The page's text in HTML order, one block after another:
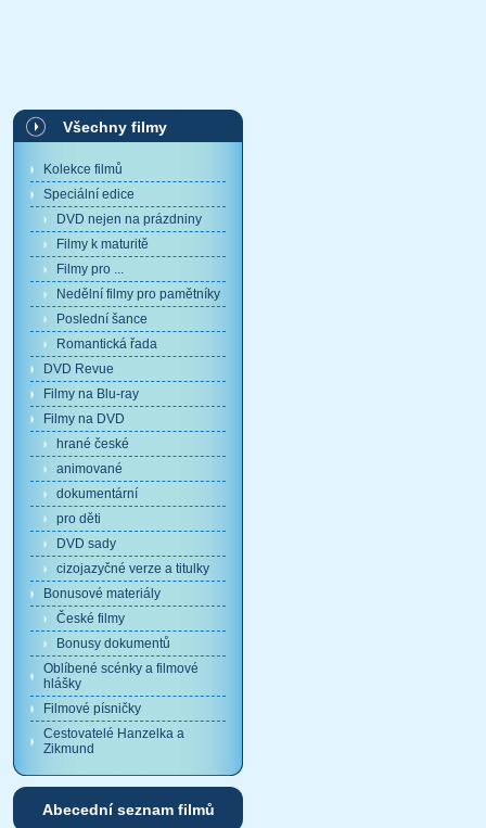
Všechny filmy
Kolekce filmů
Speciální edice
DVD nejen na prázdniny
Filmy k maturitě
Filmy pro ...
Nedělní filmy pro pamětníky
Poslední šance
Romantická řada
DVD Revue
Filmy na Blu-ray
Filmy na DVD
hrané české
animované
dokumentární
pro děti
DVD sady
cizojazyčné verze a titulky
Bonusové materiály
České filmy
Bonusy dokumentů
Oblíbené scénky a filmové
hlášky
Filmové písničky
Cestovatelé Hanzelka a
Zikmund
Abecední seznam filmů